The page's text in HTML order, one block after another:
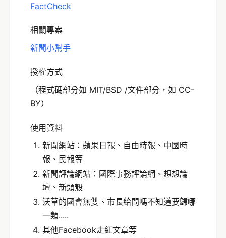
FactCheck
相關專案
新聞小幫手
授權方式
（程式碼部分如 MIT/BSD /文件部分，如 CC-
BY）
使用資料
新聞網站：蘋果日報、自由時報、中國時
報、民報等
新聞評論網站：國際事務評論網、想想論
壇、新頭殼
沃草的國會無雙、市長給問嗎不知道要歸哪
一類.....
其他Facebook走紅文章等